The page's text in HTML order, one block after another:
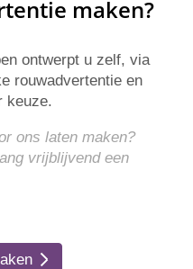
maken?
ontwerpt u zelf, via
rouwadvertentie en
keuze.
ons laten maken?
vrijblijvend een